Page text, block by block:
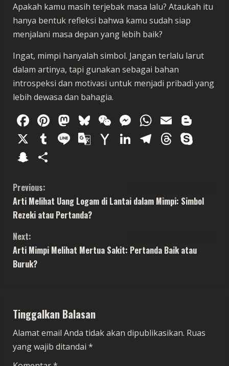
Apakah kamu masih terjebak masa lalu? Ataukah itu
hanya bentuk refleksi bahwa kamu sudah siap
menjalani masa depan yang lebih baik?
Ingat, mimpi hanyalah simbol. Jangan terlalu larut
dalam artinya, tapi gunakan sebagai bahan
introspeksi dan motivasi untuk menjadi pribadi yang
lebih dewasa dan bahagia.
Facebook
Pinterest
Mastodon
Bluesky
WeChat
Messenger
Email
X
Tumblr
LineGoogle
YahooLinkedIn
Telegram
Snapchat
C
o
n
t
u
e
Previous:
Arti Melihat Uang Logam di Lantai dalam Mimpi: Simbol
Rezeki atau Pertanda?
Next:
Arti Mimpi Melihat Mertua Sakit: Pertanda Baik atau
Buruk?
Tinggalkan Balasan
Alamat email Anda tidak akan dipublikasikan. Ruas
yang wajib ditandai *